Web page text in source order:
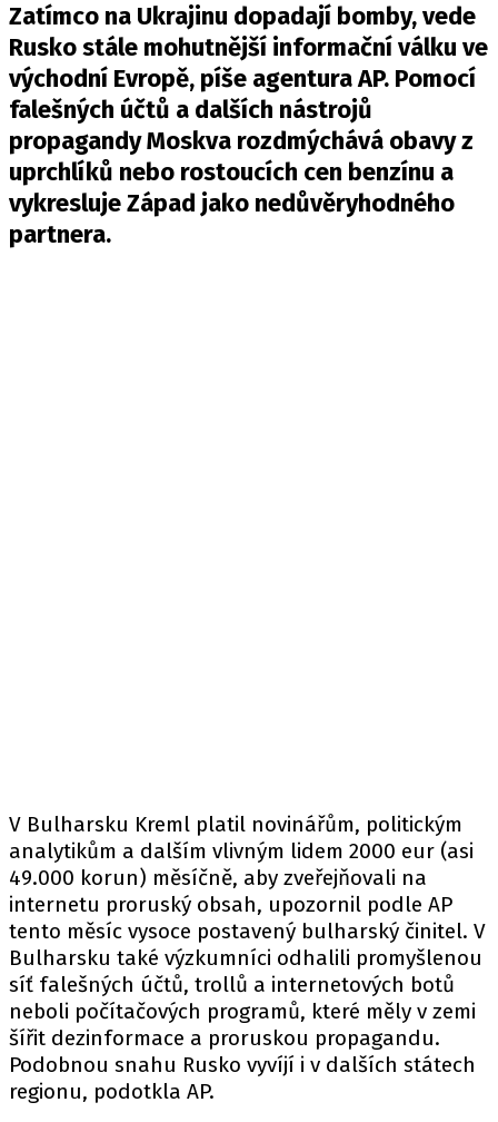
OSOBNÍ ÚDAJE / COOKIES
VOLNÁ MÍSTA
Provozovatelem serveru newsbox.cz je
INCORP MEDIA GROUP s.r.o., IČ: 118 23 054
Zatímco na Ukrajinu dopadají bomby, vede
Rusko stále mohutnější informační válku ve
východní Evropě, píše agentura AP. Pomocí
falešných účtů a dalších nástrojů
propagandy Moskva rozdmýchává obavy z
uprchlíků nebo rostoucích cen benzínu a
vykresluje Západ jako nedůvěryhodného
partnera.
V Bulharsku Kreml platil novinářům, politickým
analytikům a dalším vlivným lidem 2000 eur (asi
49.000 korun) měsíčně, aby zveřejňovali na
internetu proruský obsah, upozornil podle AP
tento měsíc vysoce postavený bulharský činitel. V
Bulharsku také výzkumníci odhalili promyšlenou
síť falešných účtů, trollů a internetových botů
neboli počítačových programů, které měly v zemi
šířit dezinformace a proruskou propagandu.
Podobnou snahu Rusko vyvíjí i v dalších státech
regionu, podotkla AP.